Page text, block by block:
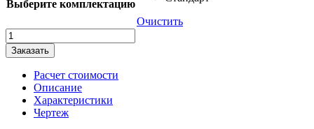
Выберите комплектацию
Очистить
Количество
товара
Баня-
бочка
"Люкс"
Заказать
Расчет стоимости
Описание
Характеристики
Чертеж